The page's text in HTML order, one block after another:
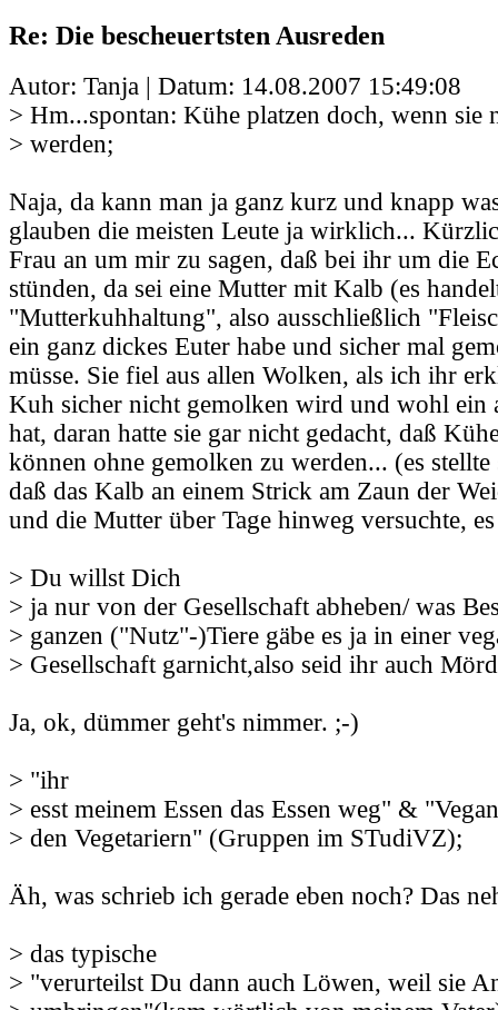
Re: Die bescheuertsten Ausreden
Autor: Tanja | Datum: 14.08.2007 15:49:08
> Hm...spontan: Kühe platzen doch, wenn sie
> werden;
Naja, da kann man ja ganz kurz und knapp
glauben die meisten Leute ja wirklich...
Frau an um mir zu sagen, daß bei ihr um die
stünden, da sei eine Mutter mit Kalb (es
"Mutterkuhhaltung", also ausschließlich
ein ganz dickes Euter habe und sicher mal
müsse. Sie fiel aus allen Wolken, als ich ihr
Kuh sicher nicht gemolken wird und wohl ein
hat, daran hatte sie gar nicht gedacht, daß
können ohne gemolken zu werden... (es
daß das Kalb an einem Strick am Zaun der
und die Mutter über Tage hinweg versuchte,
> Du willst Dich
> ja nur von der Gesellschaft abheben/ was
> ganzen ("Nutz"-)Tiere gäbe es ja in einer
> Gesellschaft garnicht,also seid ihr auch
Ja, ok, dümmer geht's nimmer. ;-)
> "ihr
> esst meinem Essen das Essen weg" &
> den Vegetariern" (Gruppen im STudiVZ);
Äh, was schrieb ich gerade eben noch? Das
> das typische
> "verurteilst Du dann auch Löwen, weil sie